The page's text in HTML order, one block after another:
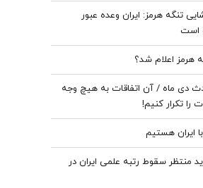
تنگه هرمز: ایران وعده عبور
است
هرمز اعلام شد؟
دی ماه / آن اتفاقات به هیچ وجه
را تکرار کنیم!
ایران هستیم
منتظر سقوط رتبه علمی ایران در